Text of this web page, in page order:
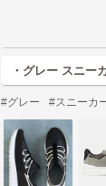
・グレー スニー
#グレー #スニーカ